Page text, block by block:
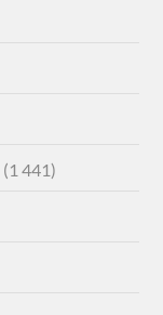
(1 441)